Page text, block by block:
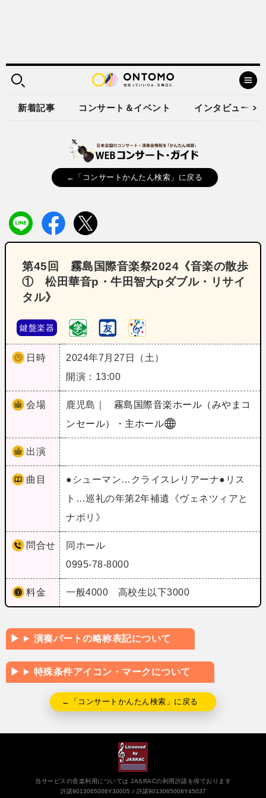
新着記事 コンサート＆イベント インタビュー
←「コンサートかんたん検索」に戻る
第45回 霧島国際音楽祭2024《音楽の散歩
① 松田華音p・牛田智大pダブル・リサイ
タル》
鍵盤楽器
日時
2024年7月27日（土）
開演：13:00
会場 鹿児島｜
霧島国際音楽ホール（みやまコ
ンセール）・主ホール
出演
曲目
●シューマン…クライスレリアーナ●リス
ト…巡礼の年第2年補遺《ヴェネツィアと
ナポリ》
問合せ
同ホール
0995-78-8000
料金 一般4000 高校生以下3000
演奏パートの略称表記について
特殊条件アイコン・マークについて
←「コンサートかんたん検索」に戻る
当サービスの音楽利用については JASRACの利用許諾を得ております
許諾9013065006Y30005
許諾9013065008Y45037